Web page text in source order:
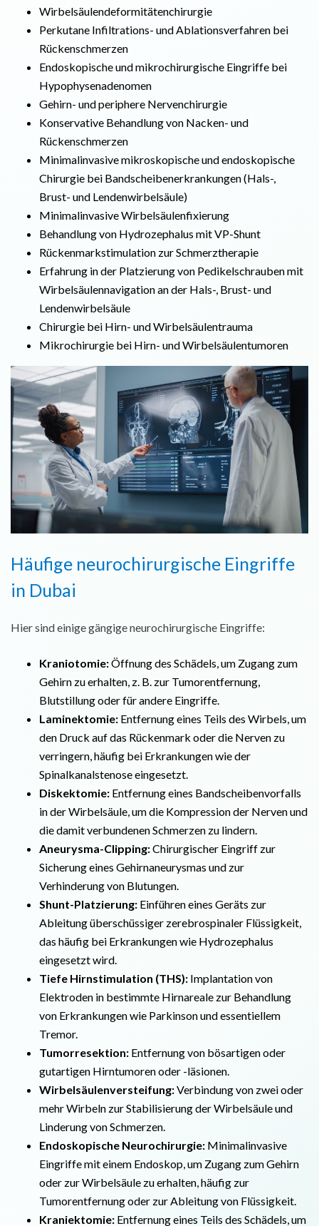
Wirbelsäulendeformitätenchirurgie
Perkutane Infiltrations- und Ablationsverfahren bei
Rückenschmerzen
Endoskopische und mikrochirurgische Eingriffe bei
Hypophysenadenomen
Gehirn- und periphere Nervenchirurgie
Konservative Behandlung von Nacken- und
Rückenschmerzen
Minimalinvasive mikroskopische und endoskopische
Chirurgie bei Bandscheibenerkrankungen (Hals-,
Brust- und Lendenwirbelsäule)
Minimalinvasive Wirbelsäulenfixierung
Behandlung von Hydrozephalus mit VP-Shunt
Rückenmarkstimulation zur Schmerztherapie
Erfahrung in der Platzierung von Pedikelschrauben mit
Wirbelsäulennavigation an der Hals-, Brust- und
Lendenwirbelsäule
Chirurgie bei Hirn- und Wirbelsäulentrauma
Mikrochirurgie bei Hirn- und Wirbelsäulentumoren
Häufige neurochirurgische Eingriffe
in Dubai
Hier sind einige gängige neurochirurgische Eingriffe:
Kraniotomie:Öffnung des Schädels, um Zugang zum
Gehirn zu erhalten, z. B. zur Tumorentfernung,
Blutstillung oder für andere Eingriffe.
Laminektomie: Entfernung eines Teils des Wirbels, um
den Druck auf das Rückenmark oder die Nerven zu
verringern, häufig bei Erkrankungen wie der
Spinalkanalstenose eingesetzt.
Diskektomie: Entfernung eines Bandscheibenvorfalls
in der Wirbelsäule, um die Kompression der Nerven und
die damit verbundenen Schmerzen zu lindern.
Aneurysma-Clipping:Chirurgischer Eingriff zur
Sicherung eines Gehirnaneurysmas und zur
Verhinderung von Blutungen.
Shunt-Platzierung: Einführen eines Geräts zur
Ableitung überschüssiger zerebrospinaler Flüssigkeit,
das häufig bei Erkrankungen wie Hydrozephalus
eingesetzt wird.
Tiefe Hirnstimulation (THS): Implantation von
Elektroden in bestimmte Hirnareale zur Behandlung
von Erkrankungen wie Parkinson und essentiellem
Tremor.
Tumorresektion: Entfernung von bösartigen oder
gutartigen Hirntumoren oder -läsionen.
Wirbelsäulenversteifung:Verbindung von zwei oder
mehr Wirbeln zur Stabilisierung der Wirbelsäule und
Linderung von Schmerzen.
Endoskopische Neurochirurgie: Minimalinvasive
Eingriffe mit einem Endoskop, um Zugang zum Gehirn
oder zur Wirbelsäule zu erhalten, häufig zur
Tumorentfernung oder zur Ableitung von Flüssigkeit.
Kraniektomie: Entfernung eines Teils des Schädels, um